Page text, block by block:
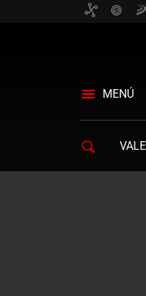
MENÚ